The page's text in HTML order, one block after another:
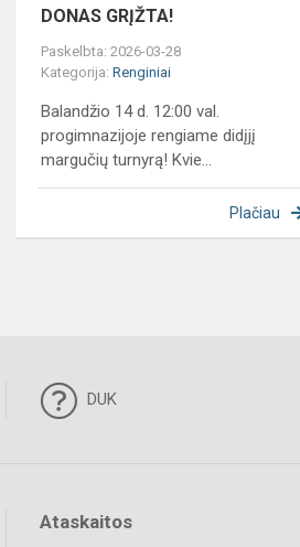
DONAS GRĮŽTA!
Paskelbta: 2026-03-28
Kategorija:Renginiai
Balandžio 14 d. 12:00 val.
progimnazijoje rengiame didįjį
margučių turnyrą! Kvie...
Plačiau
DUK
Ataskaitos